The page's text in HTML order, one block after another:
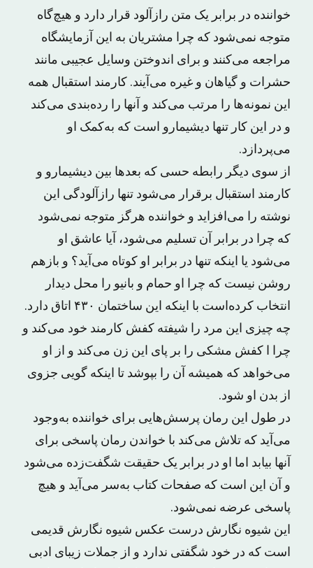
خواننده در برابر یک متن رازآلود قرار دارد و هیچ‌گاه
متوجه نمی‌شود که چرا مشتریان به این آزمایشگاه
مراجعه می‌کنند و برای اندوختن وسایل عجیبی مانند
حشرات و گیاهان و غیره می‌آیند. کارمند استقبال همه
این نمونه‌ها را مرتب می‌کند و آنها را رده‌بندی می‌کند
و در این کار تنها دیشیمارو است که به‌کمک او
می‌پردازد.
از سوی دیگر رابطه حسی که بعدها بین دیشیمارو و
کارمند استقبال برقرار می‌شود تنها رازآلودگی این
نوشته را می‌افزاید و خواننده هرگز متوجه نمی‌شود
که چرا در برابر آن تسلیم می‌شود، آیا عاشق او
می‌شود یا اینکه تنها در برابر او کوتاه می‌آید؟ و بازهم
روشن نیست که چرا او حمام و بانیو را محل دیدار
انتخاب کرده‌است با اینکه این ساختمان ۴۳۰ اتاق دارد.
چه چیزی این مرد را شیفته کفش کارمند خود می‌کند و
چرا ا کفش مشکی را بر پای این زن می‌کند و از او
می‌خواهد که همیشه آن را بپوشد تا اینکه گویی جزوی
از بدن او شود.
در طول این رمان پرسش‌هایی برای خواننده به‌وجود
می‌آید که تلاش می‌کند با خواندن رمان پاسخی برای
آنها بیابد اما او در برابر یک حقیقت شگفت‌زده می‌شود
و آن این است که صفحات کتاب به‌سر می‌آید و هیچ
پاسخی عرضه نمی‌شود.
این شیوه نگارش درست عکس شیوه نگارش قدیمی
است که در خود شگفتی ندارد و از جملات زیبای ادبی